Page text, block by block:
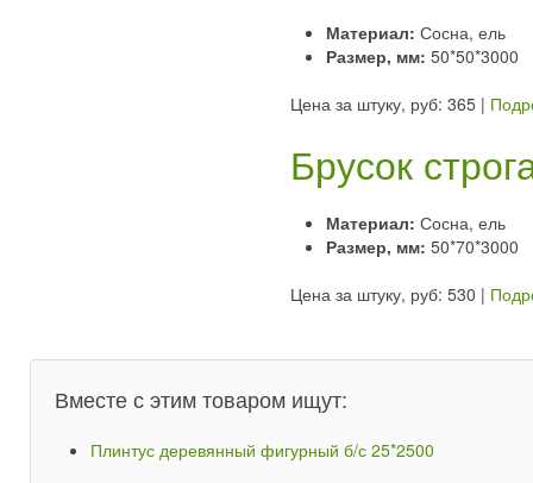
Материал: Сосна, ель
Размер, мм: 50*50*3000
Цена за штуку, руб: 365|
Брусок
Материал: Сосна, ель
Размер, мм: 50*70*3000
Цена за штуку, руб: 530 |
Вместе с этим товаром ищут:
Плинтус деревянный фигурный б/с 25*2500